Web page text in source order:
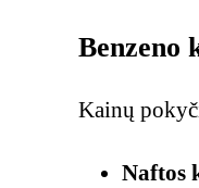
Benzeno
Kainų
Naftos